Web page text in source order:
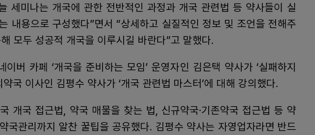
세미나는 개국에 관한 전반적인 과정과 개국 관련법 등 약사들이 실
내용으로 구성했다”면서 “상세하고 실질적인 정보 및 조언을 전해주
모두 성공적 개국을 이루시길 바란다”고 말했다.
버 카페 ‘개국을 준비하는 모임’ 운영자인 김은택 약사가 ‘실패하지
국 이사인 김평수 약사가 ‘개국 관련법 마스터’에 대해 강의했다.
개국 접근법, 약국 매물을 찾는 법, 신규약국·기존약국 접근법 등 약
국관리까지 알찬 꿀팁을 공유했다. 김평수 약사는 자영업자라면 반드